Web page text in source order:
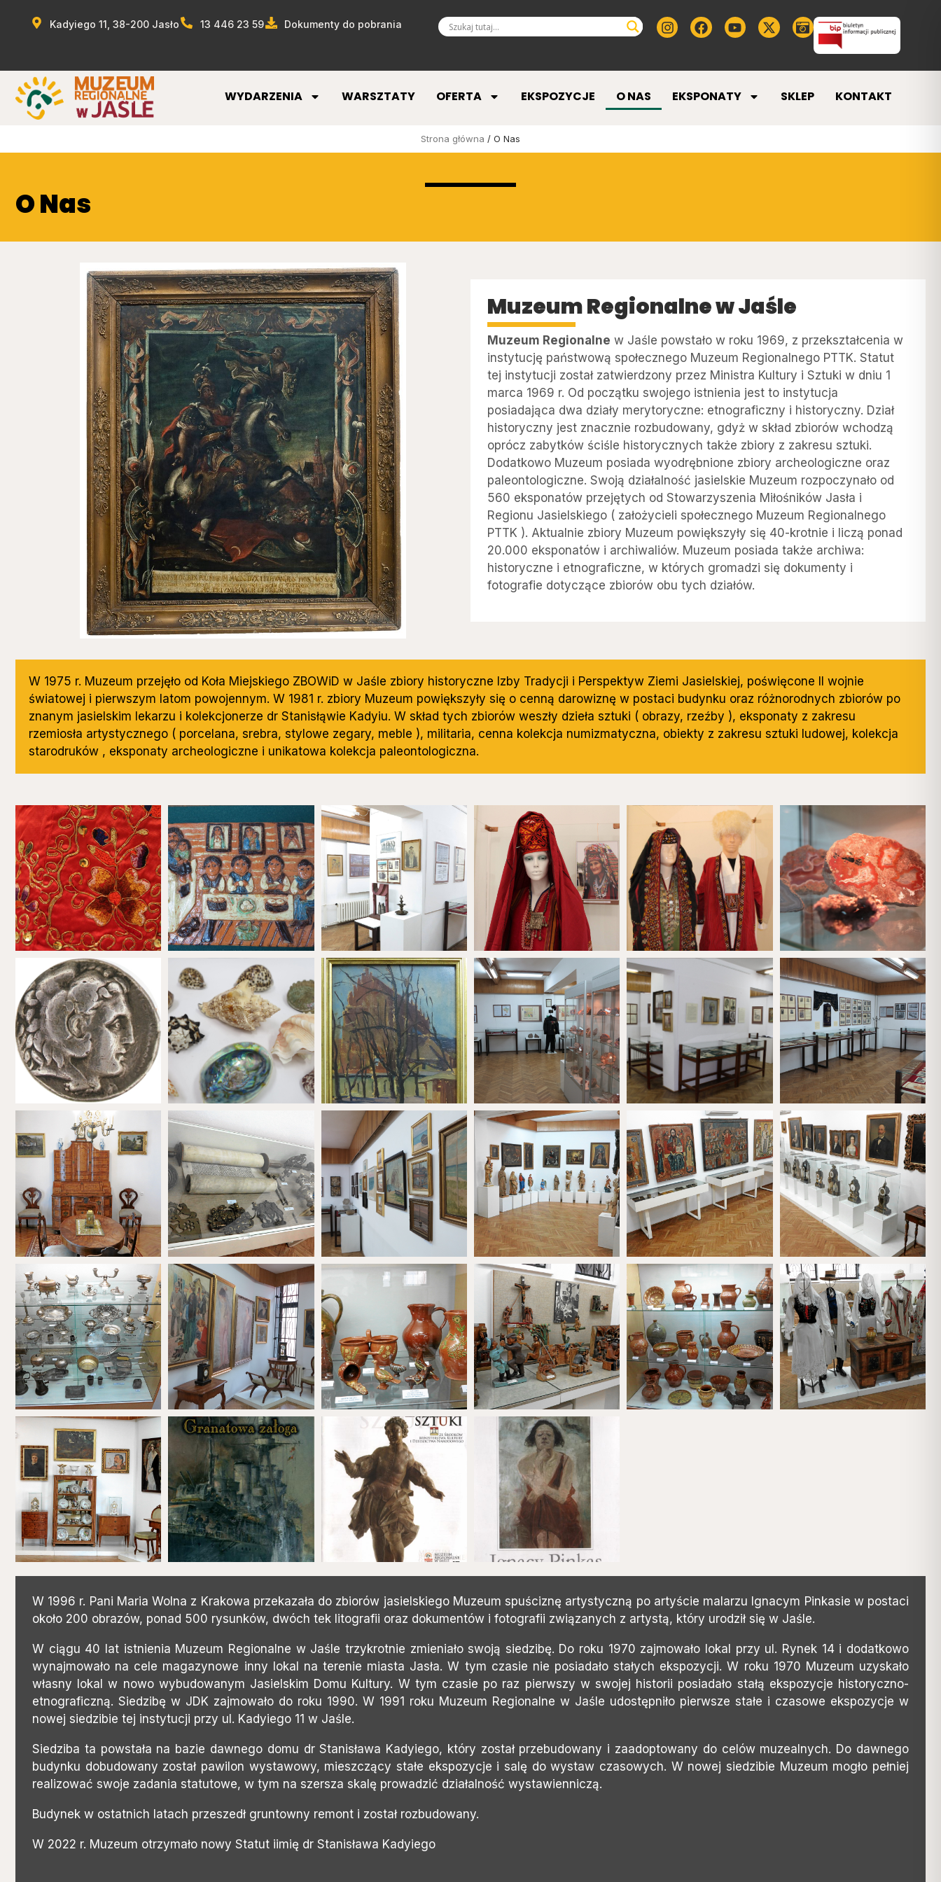
Kadyiego 11, 38-200 Jasło 13 446 23 59 Dokumenty do pobrania
WYDARZENIA WARSZTATY OFERTA EKSPOZYCJE O NAS EKSPONATY SKLEP KONTAKT
Strona główna / O Nas
O Nas
Muzeum Regionalne w Jaśle
Muzeum Regionalne w Jaśle powstało w roku 1969, z przekształcenia w
instytucję państwową społecznego Muzeum Regionalnego PTTK. Statut
tej instytucji został zatwierdzony przez Ministra Kultury i Sztuki w dniu 1
marca 1969 r. Od początku swojego istnienia jest to instytucja
posiadająca dwa działy merytoryczne: etnograficzny i historyczny. Dział
historyczny jest znacznie rozbudowany, gdyż w skład zbiorów wchodzą
oprócz zabytków ściśle historycznych także zbiory z zakresu sztuki.
Dodatkowo Muzeum posiada wyodrębnione zbiory archeologiczne oraz
paleontologiczne. Swoją działalność jasielskie Muzeum rozpoczynało od
560 eksponatów przejętych od Stowarzyszenia Miłośników Jasła i
Regionu Jasielskiego ( założycieli społecznego Muzeum Regionalnego
PTTK ). Aktualnie zbiory Muzeum powiększyły się 40-krotnie i liczą ponad
20.000 eksponatów i archiwaliów. Muzeum posiada także archiwa:
historyczne i etnograficzne, w których gromadzi się dokumenty i
fotografie dotyczące zbiorów obu tych działów.
W 1975 r. Muzeum przejęło od Koła Miejskiego ZBOWiD w Jaśle zbiory historyczne Izby Tradycji i Perspektyw Ziemi Jasielskiej, poświęcone II wojnie
światowej i pierwszym latom powojennym. W 1981 r. zbiory Muzeum powiększyły się o cenną darowiznę w postaci budynku oraz różnorodnych zbiorów po
znanym jasielskim lekarzu i kolekcjonerze dr Stanisłąwie Kadyiu. W skład tych zbiorów weszły dzieła sztuki ( obrazy, rzeźby ), eksponaty z zakresu
rzemiosła artystycznego ( porcelana, srebra, stylowe zegary, meble ), militaria, cenna kolekcja numizmatyczna, obiekty z zakresu sztuki ludowej, kolekcja
starodruków , eksponaty archeologiczne i unikatowa kolekcja paleontologiczna.
W 1996 r. Pani Maria Wolna z Krakowa przekazała do zbiorów jasielskiego Muzeum spuściznę artystyczną po artyście malarzu Ignacym Pinkasie w postaci
około 200 obrazów, ponad 500 rysunków, dwóch tek litografii oraz dokumentów i fotografii związanych z artystą, który urodził się w Jaśle.
W ciągu 40 lat istnienia Muzeum Regionalne w Jaśle trzykrotnie zmieniało swoją siedzibę. Do roku 1970 zajmowało lokal przy ul. Rynek 14 i dodatkowo
wynajmowało na cele magazynowe inny lokal na terenie miasta Jasła. W tym czasie nie posiadało stałych ekspozycji. W roku 1970 Muzeum uzyskało
własny lokal w nowo wybudowanym Jasielskim Domu Kultury. W tym czasie po raz pierwszy w swojej historii posiadało stałą ekspozycje historyczno-
etnograficzną. Siedzibę w JDK zajmowało do roku 1990. W 1991 roku Muzeum Regionalne w Jaśle udostępniło pierwsze stałe i czasowe ekspozycje w
nowej siedzibie tej instytucji przy ul. Kadyiego 11 w Jaśle.
Siedziba ta powstała na bazie dawnego domu dr Stanisława Kadyiego, który został przebudowany i zaadoptowany do celów muzealnych. Do dawnego
budynku dobudowany został pawilon wystawowy, mieszczący stałe ekspozycje i salę do wystaw czasowych. W nowej siedzibie Muzeum mogło pełniej
realizować swoje zadania statutowe, w tym na szersza skalę prowadzić działalność wystawienniczą.
Budynek w ostatnich latach przeszedł gruntowny remont i został rozbudowany.
W 2022 r. Muzeum otrzymało nowy Statut iimię dr Stanisława Kadyiego